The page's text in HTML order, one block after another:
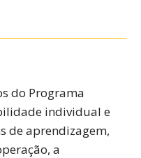
do Programa
individual e
de aprendizagem,
a